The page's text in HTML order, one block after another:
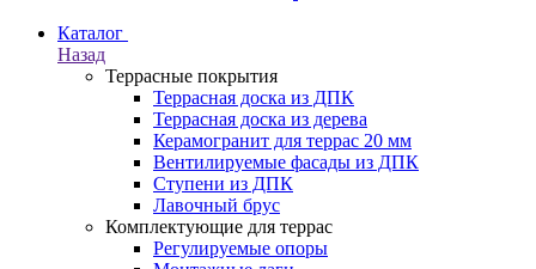
Каталог
Назад
Террасные покрытия
Террасная доска из ДПК
Террасная доска из дерева
Керамогранит для террас 20 мм
Вентилируемые фасады из ДПК
Ступени из ДПК
Лавочный брус
Комплектующие для террас
Регулируемые опоры